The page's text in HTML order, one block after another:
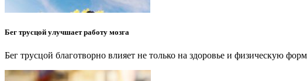
Бег трусцой улучшает работу мозга
Бег трусцой благотворно влияет не только на здоровье и физическую